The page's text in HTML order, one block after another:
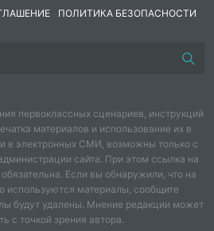
ПОЛИТИКА БЕЗОПАСНОСТИ
первоклассных сценариев, инструкций
материалов и использование их в
в электронных СМИ, возможны только с
сайта. При этом ссылка на
Если вы обнаружили, что на
используются материалы, сообщите
будут удалены. Мнение редакции может
с точкой зрения автора.